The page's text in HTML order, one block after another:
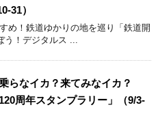
31）
め！鉄道ゆかりの地を巡り「鉄道開
う！デジタルス ...
らなイカ？来てみなイカ？
周年スタンプラリー」（9/3-